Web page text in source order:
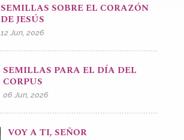
SEMILLAS SOBRE EL CORAZÓN
DE JESÚS
12 Jun, 2026
SEMILLAS PARA EL DÍA DEL
CORPUS
06 Jun, 2026
VOY A TI, SEÑOR